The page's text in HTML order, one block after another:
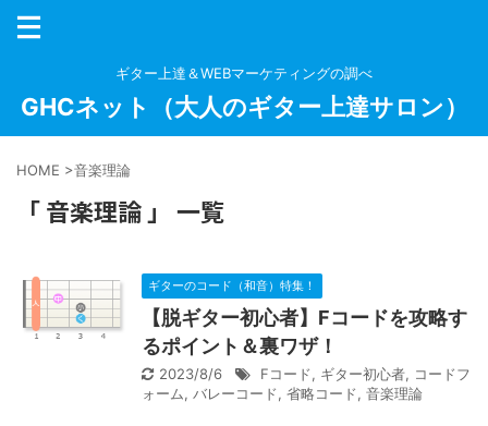
ギター上達＆WEBマーケティングの調べ
GHCネット（大人のギター上達サロン）
HOME >音楽理論
「 音楽理論 」 一覧
ギターのコード（和音）特集！
【脱ギター初心者】Fコードを攻略す
るポイント＆裏ワザ！
2023/8/6 Fコード, ギター初心者, コードフ
ォーム, バレーコード, 省略コード, 音楽理論